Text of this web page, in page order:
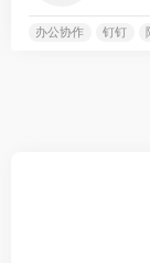
办公协作 钉钉